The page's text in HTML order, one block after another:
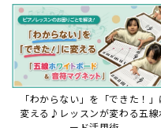
ータについて
2026年7月27日
本件は、ディスクラ
タショップと接続し
様への重要なお知らせ